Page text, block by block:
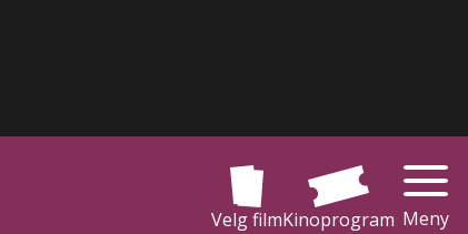
Velg filmKinoprogram Meny